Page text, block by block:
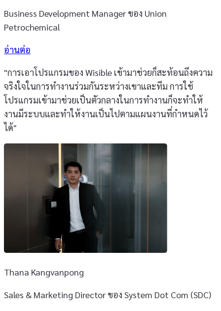
Business Development Manager ของ Union
Petrochemical
อ่านต่อ
"การเอาโปรแกรมของ Wisible เข้ามาช่วยก็สะท้อนถึงความ
จริงใจในการทำงานร่วมกันระหว่างเขาและทีม การใช้
โปรแกรมเข้ามาช่วยเป็นตัวกลางในการทำงานก็จะทำให้
งานมีระบบและทำให้งานเป็นไปตามแผนงานที่กำหนดไว้
ได้"
Thana Kangvanpong
Sales & Marketing Director ของ System Dot Com (SDC)